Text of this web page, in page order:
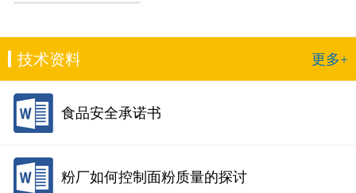
技术资料 更多+
食品安全承诺书
粉厂如何控制面粉质量的探讨